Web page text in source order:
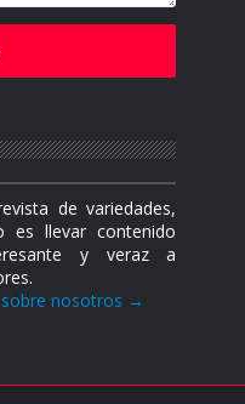
de variedades,
es llevar contenido
y veraz a
nosotros →